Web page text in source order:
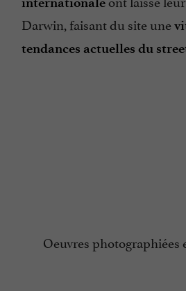
Darwin, faisant du site une
tendances actuelles du
Oeuvres photographiées